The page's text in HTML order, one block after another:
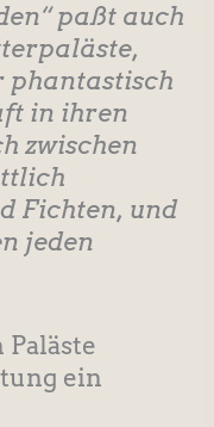
paßt auch
phantastisch
in ihren
zwischen
Fichten, und
jeden
Paläste
ein